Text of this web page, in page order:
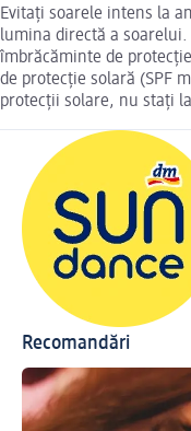
Evitați soarele intens la
lumina directă a
îmbrăcăminte de
de protecție solară (SPF
protecții solare, nu stați
Recomandări